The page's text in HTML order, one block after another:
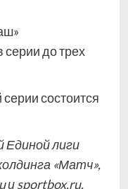
серии до трех
состоится
лиги
«Матч»,
и sportbox.ru.